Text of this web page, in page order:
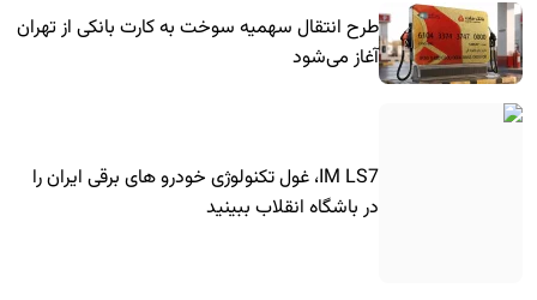
طرح انتقال سهمیه سوخت به کارت بانکی از تهران
آغاز می‌شود
IM LS7، غول تکنولوژی خودرو های برقی ایران را
در باشگاه انقلاب ببینید